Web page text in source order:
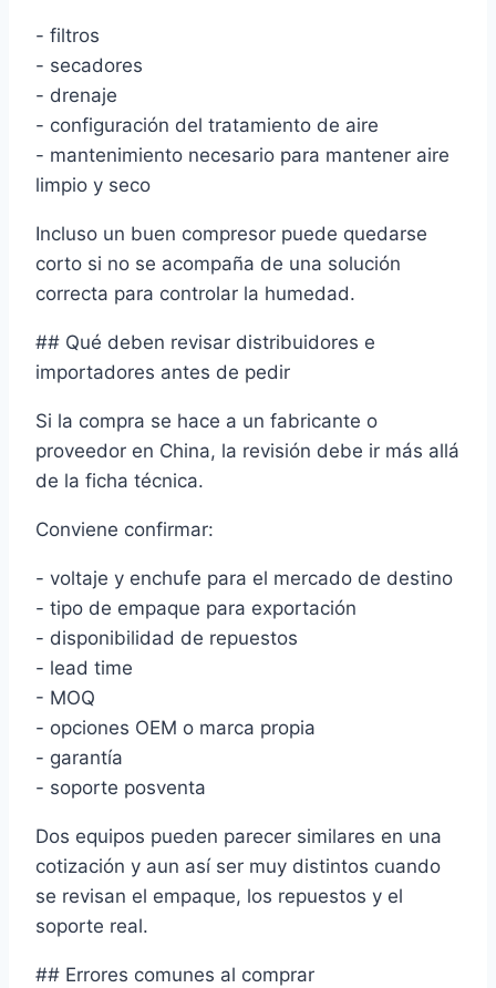
- filtros
- secadores
- drenaje
- configuración del tratamiento de aire
- mantenimiento necesario para mantener aire
limpio y seco
Incluso un buen compresor puede quedarse
corto si no se acompaña de una solución
correcta para controlar la humedad.
## Qué deben revisar distribuidores e
importadores antes de pedir
Si la compra se hace a un fabricante o
proveedor en China, la revisión debe ir más allá
de la ficha técnica.
Conviene confirmar:
- voltaje y enchufe para el mercado de destino
- tipo de empaque para exportación
- disponibilidad de repuestos
- lead time
- MOQ
- opciones OEM o marca propia
- garantía
- soporte posventa
Dos equipos pueden parecer similares en una
cotización y aun así ser muy distintos cuando
se revisan el empaque, los repuestos y el
soporte real.
## Errores comunes al comprar